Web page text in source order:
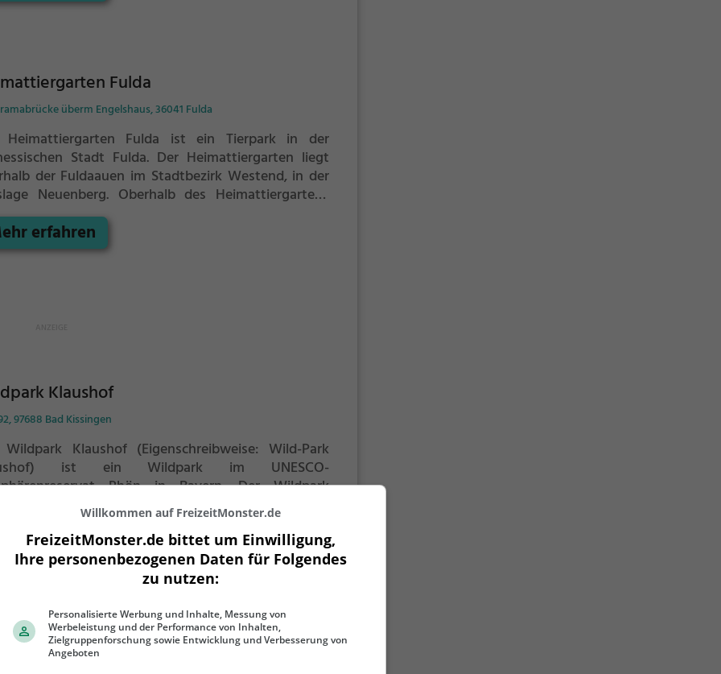
Fulda
überm Engelshaus, 36041 Fulda
Heimattiergarten Fulda ist ein Tierpark in der
Stadt Fulda. Der Heimattiergarten liegt
der Fuldaauen im Stadtbezirk Westend, in der
Neuenberg. Oberhalb des Heimattiergartens
sich der Stadtteil Sickels und der Stadtbezirk
erfahren
Klaushof
97688 Bad Kissingen
Klaushof (Eigenschreibweise: Wild-Park
ist ein Wildpark im UNESCO-
Rhön in Bayern. Der Wildpark
liegt etwa vier Kilometer nordwestlich von Bad
an der alten Straße Bad Kissingen–
Höhe in etwa 330 Meter über NN.
Mehr erfahren
Gersfeld
Willkommen auf FreizeitMonster.de
FreizeitMonster.de bittet um Einwilligung,
Ihre personenbezogenen Daten für Folgendes
zu nutzen:
Personalisierte Werbung und Inhalte, Messung von
Werbeleistung und der Performance von Inhalten,
Zielgruppenforschung sowie Entwicklung und Verbesserung von
Angeboten